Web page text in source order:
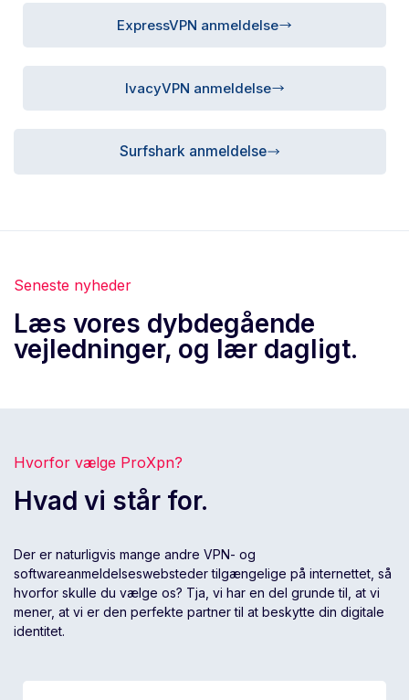
ExpressVPN anmeldelse
IvacyVPN anmeldelse
Surfshark anmeldelse
Seneste nyheder
Læs vores dybdegående
vejledninger, og lær dagligt.
Hvorfor vælge ProXpn?
Hvad vi står for.
Der er naturligvis mange andre VPN- og
softwareanmeldelseswebsteder tilgængelige på internettet, så
hvorfor skulle du vælge os? Tja, vi har en del grunde til, at vi
mener, at vi er den perfekte partner til at beskytte din digitale
identitet.